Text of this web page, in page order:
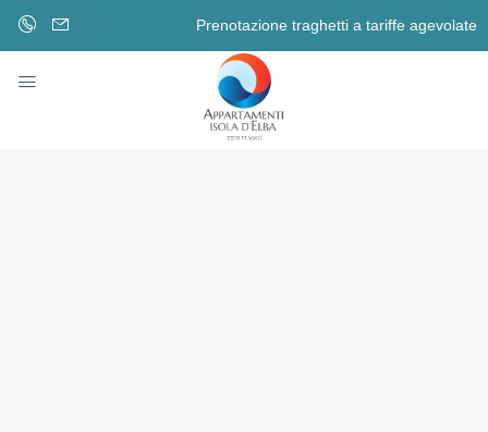
Prenotazione traghetti a tariffe agevolate